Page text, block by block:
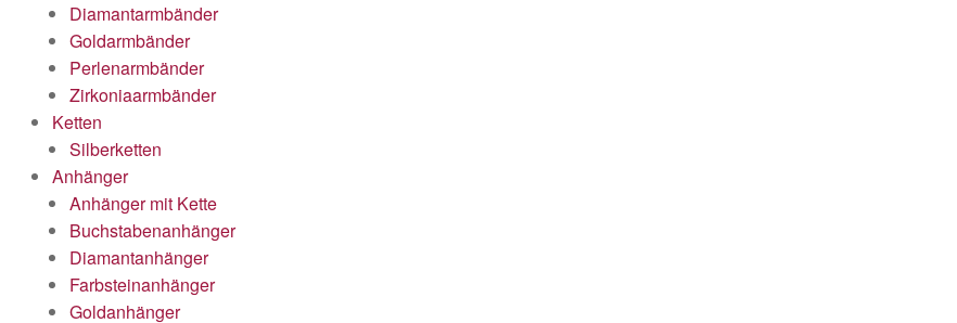
Diamantarmbänder
Goldarmbänder
Perlenarmbänder
Zirkoniaarmbänder
Ketten
Silberketten
Anhänger
Anhänger mit Kette
Buchstabenanhänger
Diamantanhänger
Farbsteinanhänger
Goldanhänger